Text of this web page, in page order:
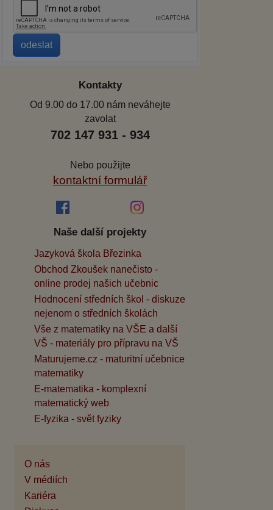
Kontakty
Od 9.00 do 17.00 nám neváhejte
zavolat
702 147 931 - 934
Nebo použijte
kontaktní formulář
Naše další projekty
Jazyková škola Březinka
Obchod Zkoušek nanečisto -
online prodej našich učebnic
Hodnocení středních škol - diskuze
nejenom o středních školách
Vše z matematiky na VŠE a další
VŠ - materiály pro přípravu na VŠ
Maturujeme.cz - maturitní učebnice
matematiky
E-matematika - komplexní
matematický web
E-fyzika - svět fyziky
O nás
V médiích
Kariéra